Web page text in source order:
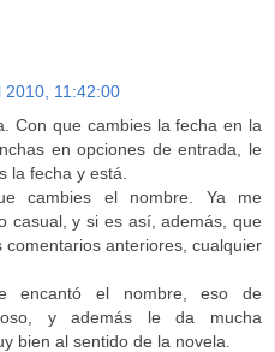
2010, 11:42:00
Con que cambies la fecha en la
en opciones de entrada, le
la fecha y está.
cambies el nombre. Ya me
casual, y si es así, además, que
comentarios anteriores, cualquier
encantó el nombre, eso de
y además le da mucha
bien al sentido de la novela.